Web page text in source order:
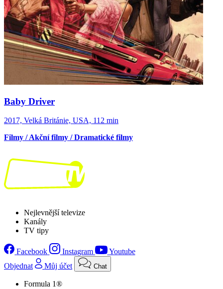
Baby Driver
2017, Velká Británie, USA, 112 min
Filmy / Akční filmy / Dramatické filmy
Nejlevnější televize
Kanály
TV tipy
Facebook Instagram
Youtube
Objednat
Můj účet Chat
Formula 1®